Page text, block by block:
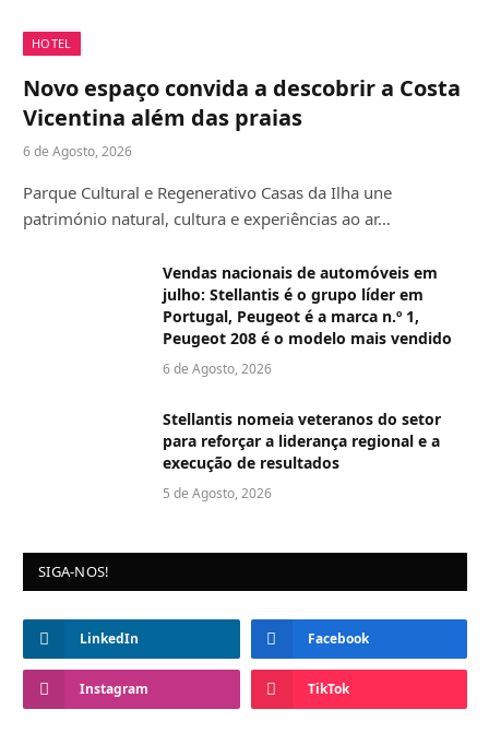
HOTEL
Novo espaço convida a descobrir a Costa
Vicentina além das praias
6 de Agosto, 2026
Parque Cultural e Regenerativo Casas da Ilha une
património natural, cultura e experiências ao ar…
Vendas nacionais de automóveis em
julho: Stellantis é o grupo líder em
Portugal, Peugeot é a marca n.º 1,
Peugeot 208 é o modelo mais vendido
6 de Agosto, 2026
Stellantis nomeia veteranos do setor
para reforçar a liderança regional e a
execução de resultados
5 de Agosto, 2026
SIGA-NOS!
LinkedIn Facebook
Instagram TikTok